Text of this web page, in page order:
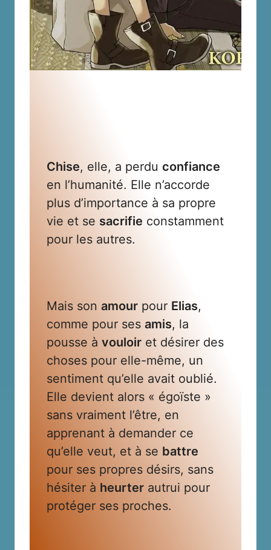
Chise, elle, a perdu confiance
en l’humanité. Elle n’accorde
plus d’importance à sa propre
vie et se sacrifie constamment
pour les autres.
Mais son amour pour Elias,
comme pour ses amis, la
pousse à vouloir et désirer des
choses pour elle-même, un
sentiment qu’elle avait oublié.
Elle devient alors « égoïste »
sans vraiment l’être, en
apprenant à demander ce
qu’elle veut, et à se battre
pour ses propres désirs, sans
hésiter à heurter autrui pour
protéger ses proches.